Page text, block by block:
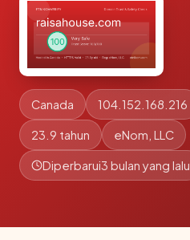
Canada 104.152.168.216
23.9 tahun eNom, LLC
Diperbarui3 bulan yang lalu